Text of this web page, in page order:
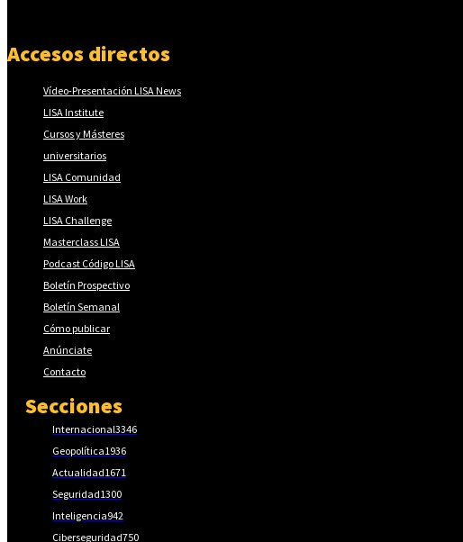
Accesos directos
Vídeo-Presentación LISA News
LISA Institute
Cursos y Másteres
universitarios
LISA Comunidad
LISA Work
LISA Challenge
Masterclass LISA
Podcast Código LISA
Boletín Prospectivo
Boletín Semanal
Cómo publicar
Anúnciate
Contacto
Secciones
Internacional3346
Geopolítica1936
Actualidad1671
Seguridad1300
Inteligencia942
Ciberseguridad750